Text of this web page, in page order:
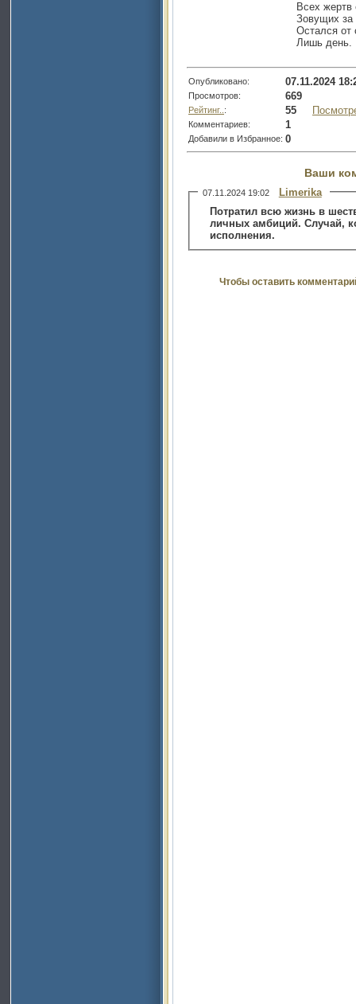
Всех жертв
Зовущих за
Остался от
Лишь день.
Опубликовано: 07.11.2024
Просмотров: 669
Рейтинг.. : 55
Комментариев: 1
Добавили в Избранное: 0
Ваши
07.11.2024 19:02
Limerika
Потратил всю жизнь в
личных амбиций. Случай,
исполнения.
Чтобы оставить